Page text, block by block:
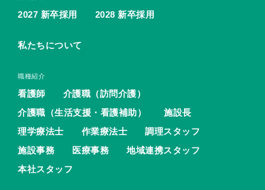
2027 新卒採用 2028 新卒採用
私たちについて
職種紹介
看護師
介護職（訪問介護）
介護職（生活支援・看護補助）
施設長
理学療法士
作業療法士
調理スタッフ
施設事務
医療事務
地域連携スタッフ
本社スタッフ